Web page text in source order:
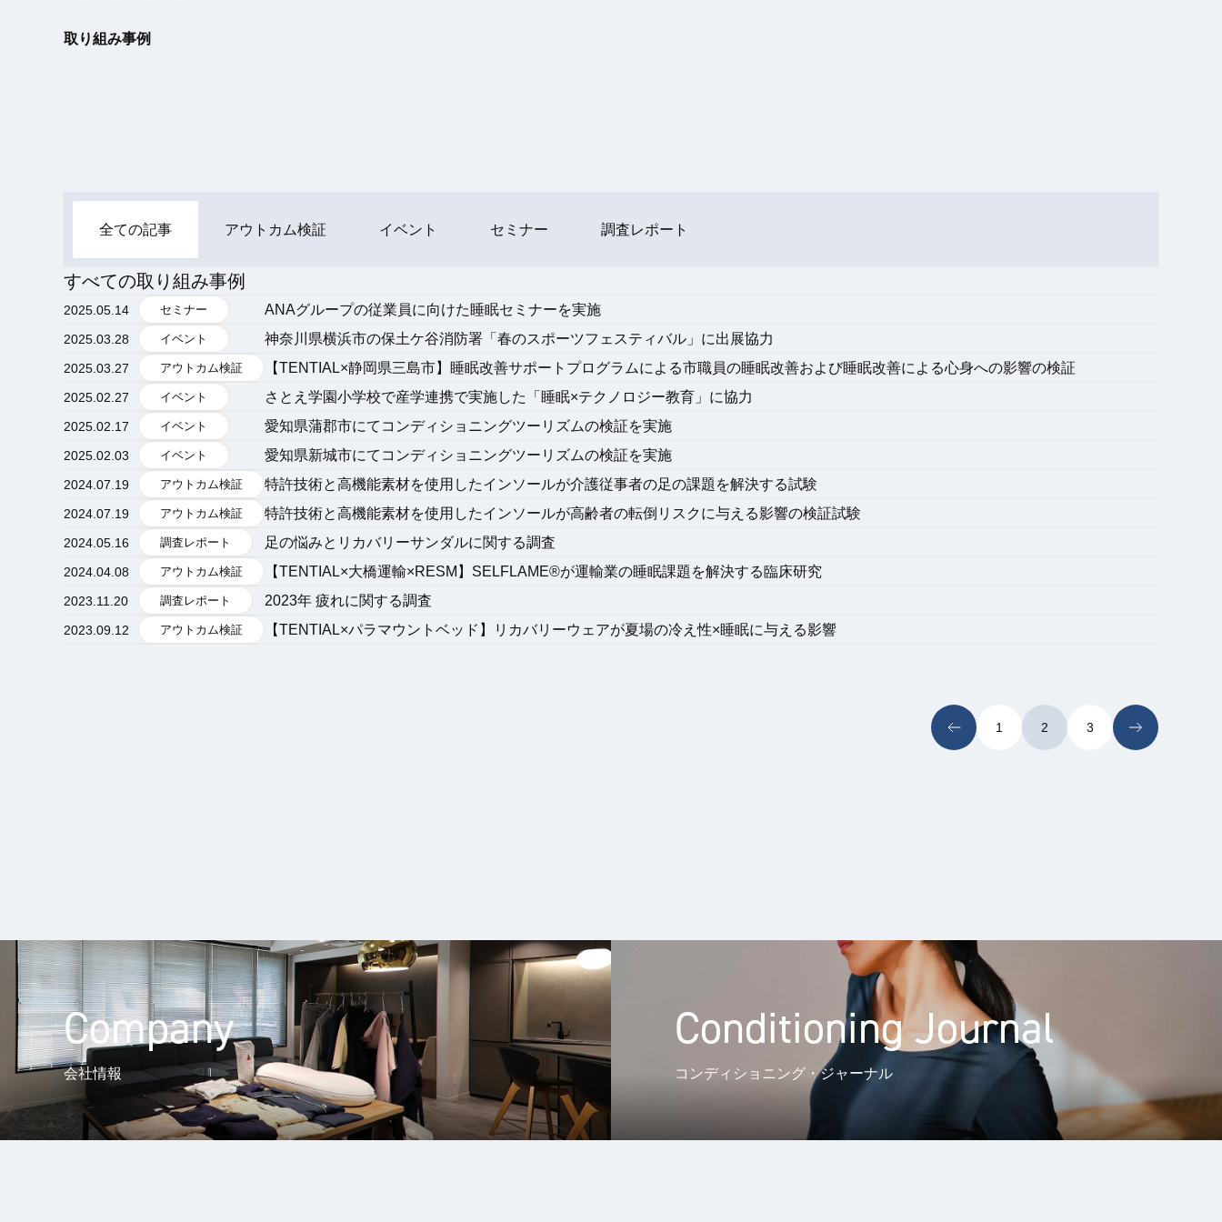
取り組み事例
全ての記事 アウトカム検証 イベント セミナー 調査レポート
すべての取り組み事例
2025.05.14 セミナー ANAグループの従業員に向けた睡眠セミナーを実施
2025.03.28 イベント 神奈川県横浜市の保土ケ谷消防署「春のスポーツフェスティバル」に出展協力
2025.03.27 アウトカム検証 【TENTIAL×静岡県三島市】睡眠改善サポートプログラムによる市職員の睡眠改善および睡眠改善による心身への影響の検証
2025.02.27 イベント さとえ学園小学校で産学連携で実施した「睡眠×テクノロジー教育」に協力
2025.02.17 イベント 愛知県蒲郡市にてコンディショニングツーリズムの検証を実施
2025.02.03 イベント 愛知県新城市にてコンディショニングツーリズムの検証を実施
2024.07.19 アウトカム検証 特許技術と高機能素材を使用したインソールが介護従事者の足の課題を解決する試験
2024.07.19 アウトカム検証 特許技術と高機能素材を使用したインソールが高齢者の転倒リスクに与える影響の検証試験
2024.05.16 調査レポート 足の悩みとリカバリーサンダルに関する調査
2024.04.08 アウトカム検証 【TENTIAL×大橋運輸×RESM】SELFLAME®️が運輸業の睡眠課題を解決する臨床研究
2023.11.20 調査レポート 2023年 疲れに関する調査
2023.09.12 アウトカム検証 【TENTIAL×パラマウントベッド】リカバリーウェアが夏場の冷え性×睡眠に与える影響
1 2 3
Company
会社情報
Conditioning Journal
コンディショニング・ジャーナル